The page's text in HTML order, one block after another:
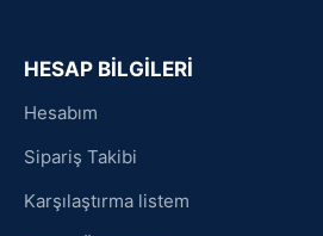
HESAP BİLGİLERİ
Hesabım
Sipariş Takibi
Karşılaştırma listem